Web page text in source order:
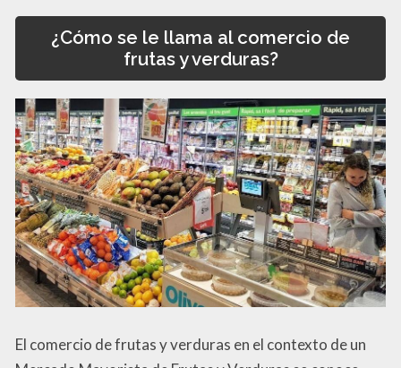
¿Cómo se le llama al comercio de
frutas y verduras?
El comercio de frutas y verduras en el contexto de un